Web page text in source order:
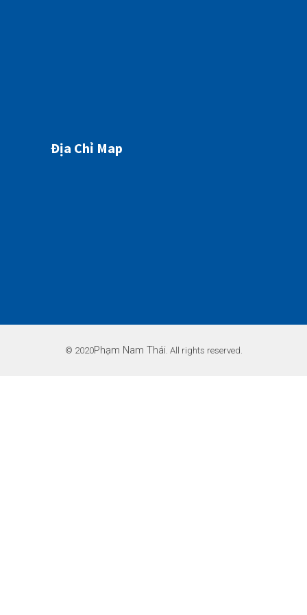
Địa Chỉ Map
© 2020Phạm Nam Thái . All rights reserved.